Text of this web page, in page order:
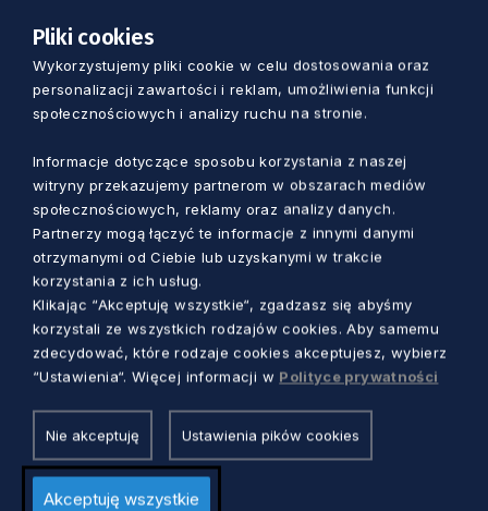
KULTURA
Koncert Głos Niepodległej – Paderewski.
Na Ołowiance będzie też wystawa i
Pliki cookies
Wykorzystujemy pliki cookie w celu dostosowania oraz
personalizacji zawartości i reklam, umożliwienia funkcji
społecznościowych i analizy ruchu na stronie.
Informacje dotyczące sposobu korzystania z naszej
witryny przekazujemy partnerom w obszarach mediów
społecznościowych, reklamy oraz analizy danych.
Partnerzy mogą łączyć te informacje z innymi danymi
otrzymanymi od Ciebie lub uzyskanymi w trakcie
korzystania z ich usług.
Klikając “Akceptuję wszystkie“, zgadzasz się abyśmy
korzystali ze wszystkich rodzajów cookies. Aby samemu
zdecydować, które rodzaje cookies akceptujesz, wybierz
“Ustawienia“. Więcej informacji w Polityce prywatności
Nie akceptuję Ustawienia pików cookies
Akceptuję wszystkie